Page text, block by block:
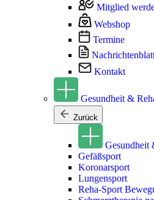
Mitglied
Webshop
Termine
Kontakt
Gesundheit &
Zurück
Gesundheit
Gefäßsport
Koronarsport
Lungensport
Reha-Sport